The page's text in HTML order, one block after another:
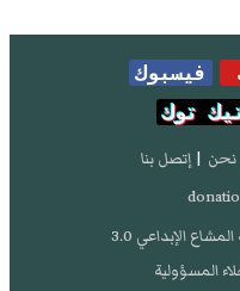
فيسبوك
توك
| إتصل بنا
الإبداعي 3.0
المسؤولية